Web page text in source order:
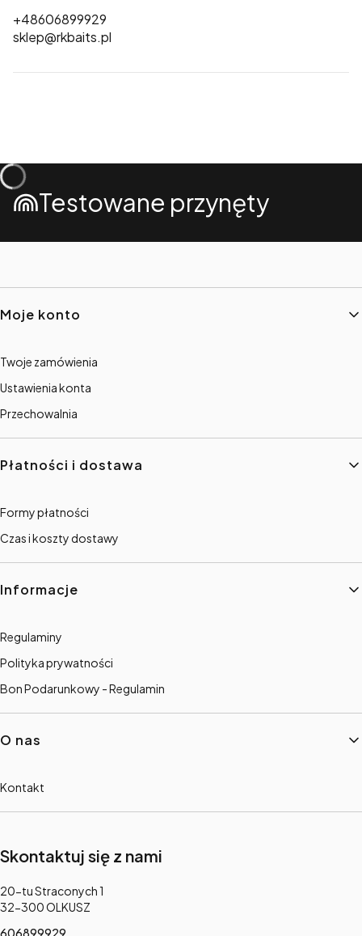
+48606899929
sklep@rkbaits.pl
Testowane przynęty
Linki w stopce
Moje konto
Twoje zamówienia
Ustawienia konta
Przechowalnia
Płatności i dostawa
Formy płatności
Czas i koszty dostawy
Informacje
Regulaminy
Polityka prywatności
Bon Podarunkowy - Regulamin
O nas
Kontakt
Skontaktuj się z nami
Adres:
20-tu Straconych 1
32-300 OLKUSZ
606899929